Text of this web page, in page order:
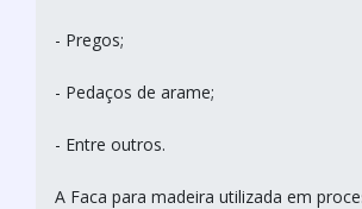
- Pregos;
- Pedaços de arame;
- Entre outros.
A Faca para madeira utilizada em